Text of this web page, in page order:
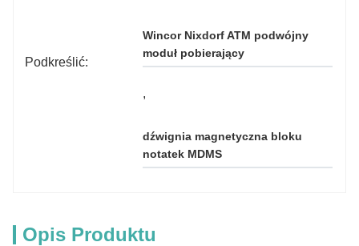
Podkreślić:
Wincor Nixdorf ATM podwójny
moduł pobierający
,
dźwignia magnetyczna bloku
notatek MDMS
Opis Produktu